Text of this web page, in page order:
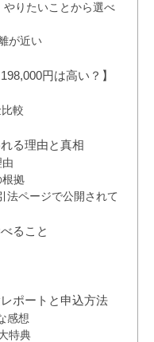
りたいことから選べ
が近い
円は高い？】
較
る理由と真相
由
拠
法ページで公開されて
ること
ポートと申込方法
感想
特典